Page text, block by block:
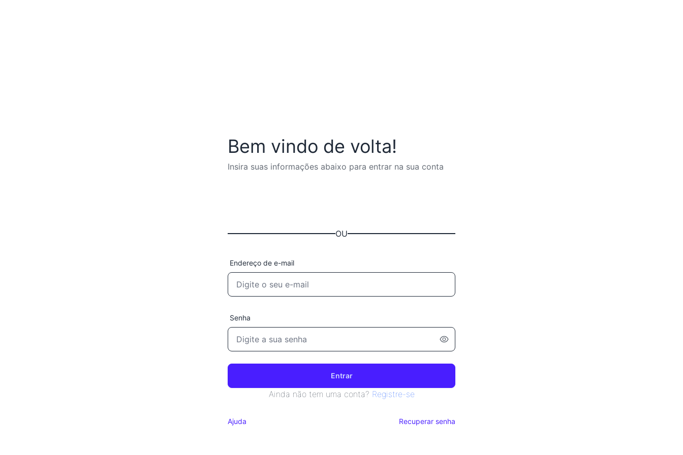
Bem vindo de volta!
Insira suas informações abaixo para entrar na sua conta
OU
Endereço de e-mail
Senha
Entrar
Ainda não tem uma conta? Registre-se
Ajuda Recuperar senha